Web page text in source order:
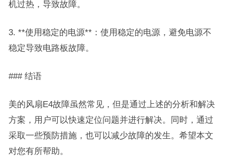
机过热，导致故障。
3. **使用稳定的电源**：使用稳定的电源，避免电源不
稳定导致电路板故障。
### 结语
美的风扇E4故障虽然常见，但是通过上述的分析和解决
方案，用户可以快速定位问题并进行解决。同时，通过
采取一些预防措施，也可以减少故障的发生。希望本文
对您有所帮助。